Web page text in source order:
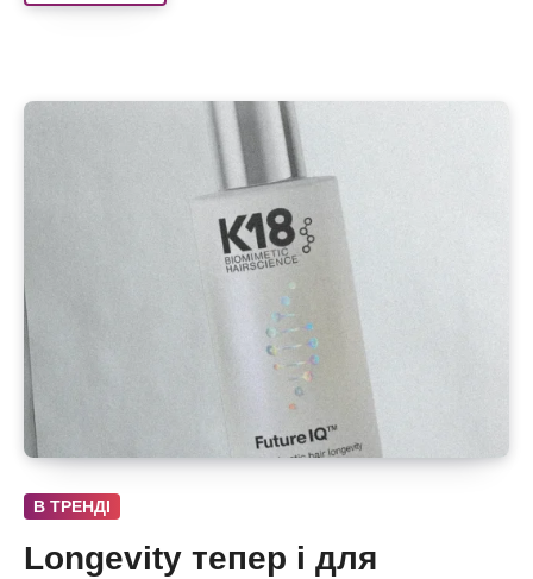
В ТРЕНДІ
Longevity тепер і для